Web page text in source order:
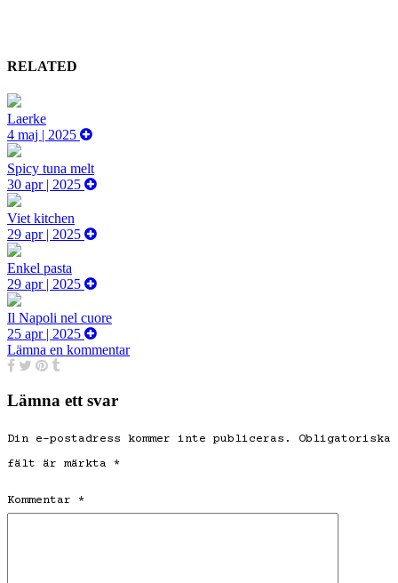
RELATED
Laerke
4 maj | 2025
Spicy tuna melt
30 apr | 2025
Viet kitchen
29 apr | 2025
Enkel pasta
29 apr | 2025
Il Napoli nel cuore
25 apr | 2025
Lämna en kommentar
Lämna ett svar
Din e-postadress kommer inte publiceras.
Obligatoriska
fält är märkta *
Kommentar *